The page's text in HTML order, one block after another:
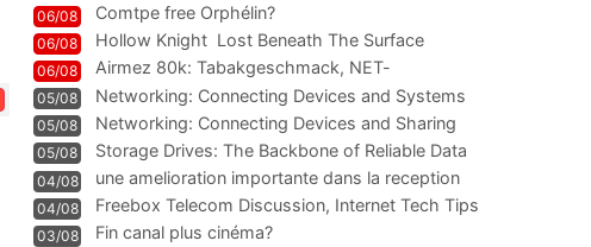
06/08 Comtpe free Orphélin?
06/08 Hollow Knight  Lost Beneath The Surface
06/08
Airmez 80k: Tabakgeschmack, NET-
Technologie und Leistung im
05/08 Networking: Connecting Devices and Systems
05/08
Networking: Connecting Devices and Sharing
Information
05/08
Storage Drives: The Backbone of Reliable Data
Management
04/08
une amelioration importante dans la reception
WIFI
04/08
Freebox Telecom Discussion, Internet Tech Tips
Communi
03/08 Fin canal plus cinéma?